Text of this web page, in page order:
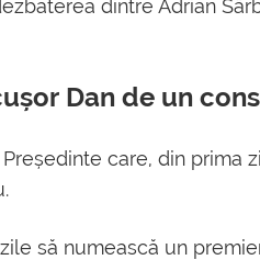
dintre Adrian
Dan de un
care, din prima
să numească un